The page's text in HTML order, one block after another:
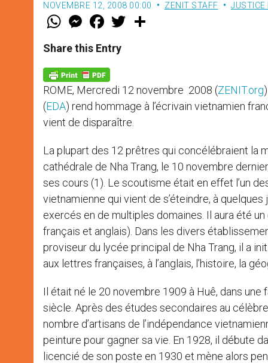
NOVEMBRE 12, 2008 00:00 ZENIT STAFF JUSTICE
W
t
s
p
p
M
e
s
e
g
e
r
F
a
e
b
k
w
Share this Entry
ROME, Mercredi 12 novembre 2008 (ZENIT.org
(EDA) rend hommage à l’écrivain vietnamien
vient de disparaître.
La plupart des 12 prêtres qui concélébraient la
cathédrale de Nha Trang, le 10 novembre
ses cours (1). Le scoutisme était en effet l’un
vietnamienne qui vient de s’éteindre, à
exercés en de multiples domaines. Il aura été
français et anglais). Dans les divers
proviseur du lycée principal de Nha Trang, il a
aux lettres françaises, à l’anglais, l’histoire, la
Il était né le 20 novembre 1909 à Huê, dans une
siècle. Après des études secondaires au
nombre d’artisans de l’indépendance
peinture pour gagner sa vie. En 1928, il débute
licencié de son poste en 1930 et mène alors